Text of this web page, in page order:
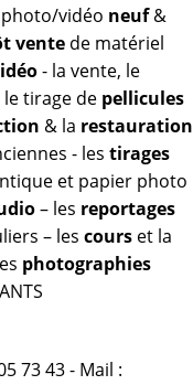
vidéo neuf&
vente de matériel
- la vente, le
tirage de pellicules
& la restauration
- les tirages
et papier photo
– les reportages
– les cours et la
photographies
73 43 - Mail :